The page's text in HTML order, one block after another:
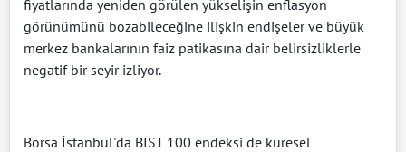
fiyatlarında yeniden görülen yükselişin enflasyon
görünümünü bozabileceğine ilişkin endişeler ve büyük
merkez bankalarının faiz patikasına dair belirsizliklerle
negatif bir seyir izliyor.
Borsa İstanbul'da BIST 100 endeksi de küresel